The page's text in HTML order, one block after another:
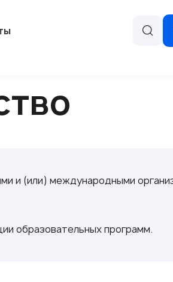
и (или) международными
образовательных программ.